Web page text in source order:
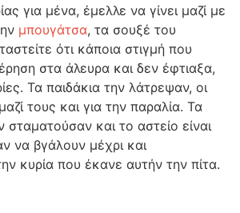
για μένα, έμελλε να γίνει μαζί με
μπουγάτσα, τα σουξέ του
ότι κάποια στιγμή που
στα άλευρα και δεν έφτιαξα,
Τα παιδάκια την λάτρεψαν, οι
τους και για την παραλία. Τα
σταματούσαν και το αστείο είναι
να βγάλουν μέχρι και
κυρία που έκανε αυτήν την πίτα.